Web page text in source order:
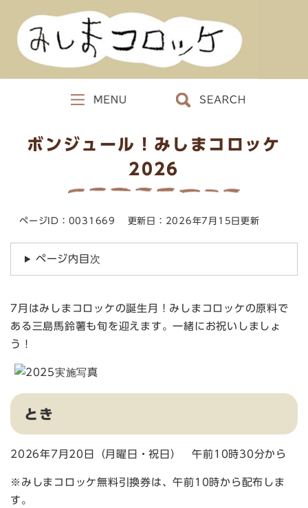
頭
メニューを飛ばして本文へ
N
U
A
R
C
ボンジュール！みしまコロッケ
2026
ページID：0031669 更新日：2026年7月15日更新
ページ内目次
7月はみしまコロッケの誕生月！みしまコロッケの原料で
ある三島馬鈴薯も旬を迎えます。一緒にお祝いしましょ
う！
とき
2026年7月20日（月曜日・祝日） 午前10時30分から
※みしまコロッケ無料引換券は、午前10時から配布しま
す。